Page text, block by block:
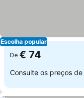
Escolha popular
De € 74
Consulte os preços de